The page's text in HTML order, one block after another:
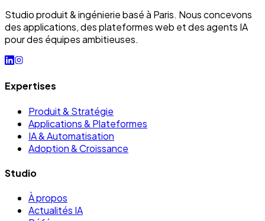
Studio produit & ingénierie basé à Paris. Nous concevons
des applications, des plateformes web et des agents IA
pour des équipes ambitieuses.
Expertises
Produit & Stratégie
Applications & Plateformes
IA & Automatisation
Adoption & Croissance
Studio
À propos
Actualités IA